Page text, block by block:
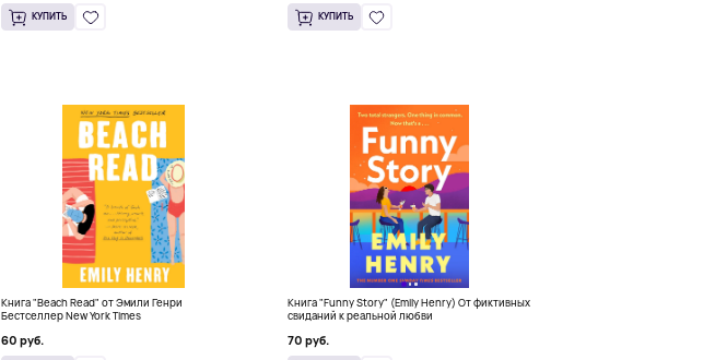
КУПИТЬ КУПИТЬ
Книга "Beach Read" от Эмили Генри
Бестселлер New York Times
60 руб.
Книга "Funny Story" (Emily Henry) От фиктивных
свиданий к реальной любви
70 руб.